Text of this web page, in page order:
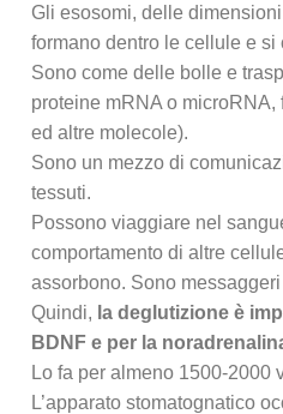
Gli esosomi, delle
formano dentro le cellule e si
Sono come delle bolle e
proteine mRNA o
ed altre molecole).
Sono un mezzo di
tessuti.
Possono viaggiare nel
comportamento di altre
assorbono. Sono
Quindi, la deglutizione è
BDNFe per la
Lo fa per almeno 1500-2000
L’apparato stomatognatico